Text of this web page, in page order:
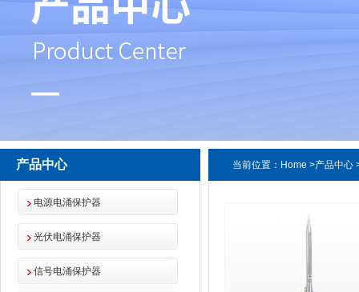
产品中心
电源电涌保护器
光伏电涌保护器
信号电涌保护器
当前位置： Home >产品中心